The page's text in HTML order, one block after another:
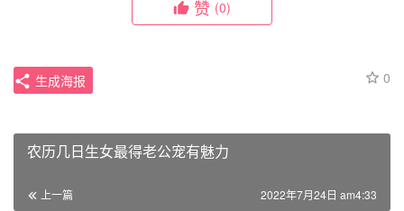
赞 (0)
0
生成海报
农历几日生女最得老公宠有魅力
上一篇 2022年7月24日 am4:33